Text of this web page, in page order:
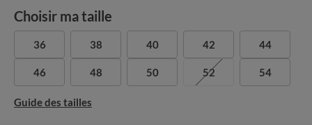
Choisir ma taille
36 38 40 42 44
46 48 50 52 54
Guide des tailles